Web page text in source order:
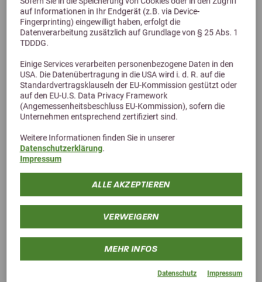
auf Informationen in Ihr Endgerät (z.B. via Device-
Fingerprinting) eingewilligt haben, erfolgt die
Datenverarbeitung zusätzlich auf Grundlage von § 25 Abs. 1
TDDDG.
Einige Services verarbeiten personenbezogene Daten in den
USA. Die Datenübertragung in die USA wird i. d. R. auf die
Standardvertragsklauseln der EU-Kommission gestützt oder
auf den EU-U.S. Data Privacy Framework
(Angemessenheitsbeschluss EU-Kommission), sofern die
Unternehmen entsprechend zertifiziert sind.
Weitere Informationen finden Sie in unserer
Datenschutzerklärung.
Impressum
ALLE AKZEPTIEREN
VERWEIGERN
MEHR INFOS
Datenschutz Impressum
4,4 (79 Bewertungen)
Agrobs PRE ALPIN Compact
Heucobs in Pocketform - das Heubrikett